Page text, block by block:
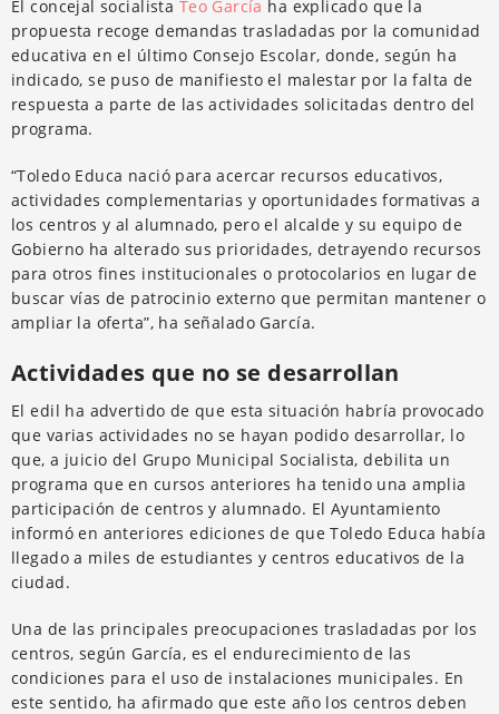
El concejal socialista Teo García ha explicado que la
propuesta recoge demandas trasladadas por la comunidad
educativa en el último Consejo Escolar, donde, según ha
indicado, se puso de manifiesto el malestar por la falta de
respuesta a parte de las actividades solicitadas dentro del
programa.
“Toledo Educa nació para acercar recursos educativos,
actividades complementarias y oportunidades formativas a
los centros y al alumnado, pero el alcalde y su equipo de
Gobierno ha alterado sus prioridades, detrayendo recursos
para otros fines institucionales o protocolarios en lugar de
buscar vías de patrocinio externo que permitan mantener o
ampliar la oferta”, ha señalado García.
Actividades que no se desarrollan
El edil ha advertido de que esta situación habría provocado
que varias actividades no se hayan podido desarrollar, lo
que, a juicio del Grupo Municipal Socialista, debilita un
programa que en cursos anteriores ha tenido una amplia
participación de centros y alumnado. El Ayuntamiento
informó en anteriores ediciones de que Toledo Educa había
llegado a miles de estudiantes y centros educativos de la
ciudad.
Una de las principales preocupaciones trasladadas por los
centros, según García, es el endurecimiento de las
condiciones para el uso de instalaciones municipales. En
este sentido, ha afirmado que este año los centros deben